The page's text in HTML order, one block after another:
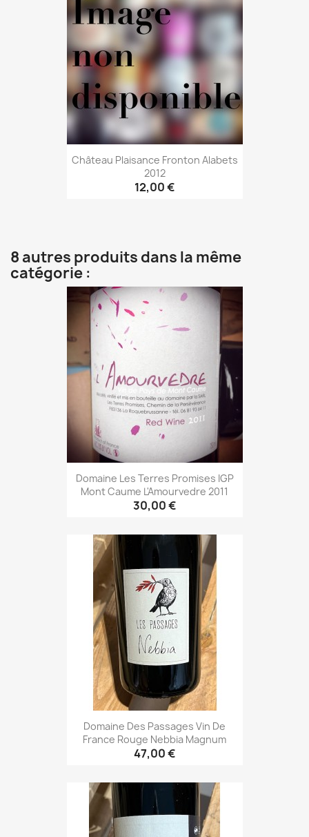
Château Plaisance Fronton Alabets
2012
12,00 €
8 autres produits dans la même
catégorie :
Domaine Les Terres Promises IGP
Mont Caume L'Amourvedre 2011
30,00 €
Domaine Des Passages Vin De
France Rouge Nebbia Magnum
47,00 €